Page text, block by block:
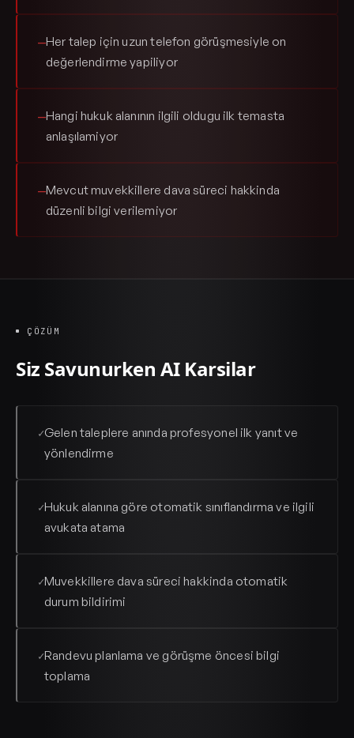
—Her talep için uzun telefon görüşmesiyle on
değerlendirme yapiliyor
—Hangi hukuk alanının ilgili oldugu ilk temasta
anlaşılamiyor
—Mevcut muvekkillere dava süreci hakkinda
düzenli bilgi verilemiyor
ÇÖZÜM
Siz Savunurken AI Karsilar
✓Gelen taleplere anında profesyonel ilk yanıt ve
yönlendirme
✓Hukuk alanına göre otomatik sınıflandırma ve ilgili
avukata atama
✓Muvekkillere dava süreci hakkinda otomatik
durum bildirimi
✓Randevu planlama ve görüşme öncesi bilgi
toplama